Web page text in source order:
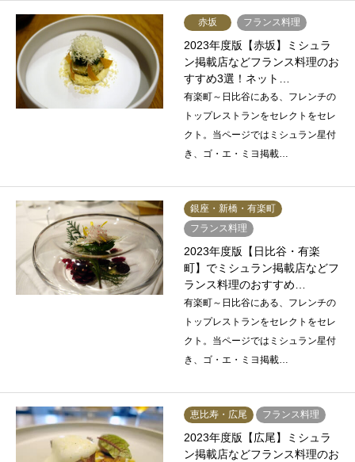
赤坂 フランス料理
2023年度版【赤坂】ミシュラ
ン掲載店などフランス料理のお
すすめ3選！ネット…
有楽町～日比谷にある、フレンチの
トップレストランをセレクトをセレ
クト。当ページではミシュラン星付
き、ゴ・エ・ミヨ掲載…
銀座・新橋・有楽町
フランス料理
2023年度版【日比谷・有楽
町】でミシュラン掲載店などフ
ランス料理のおすすめ…
有楽町～日比谷にある、フレンチの
トップレストランをセレクトをセレ
クト。当ページではミシュラン星付
き、ゴ・エ・ミヨ掲載…
恵比寿・広尾 フランス料理
2023年度版【広尾】ミシュラ
ン掲載店などフランス料理のお